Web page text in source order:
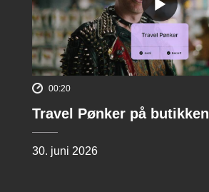
00:20
Travel Pønker på butikken
30. juni 2026